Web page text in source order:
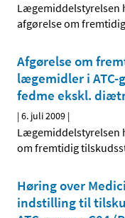
Lægemiddelstyrelsen
afgørelse om
Afgørelse om
lægemidler i ATC-
fedme ekskl.
|6. juli 2009 |
Lægemiddelstyrelsen
om fremtidig
Høring over
indstilling til